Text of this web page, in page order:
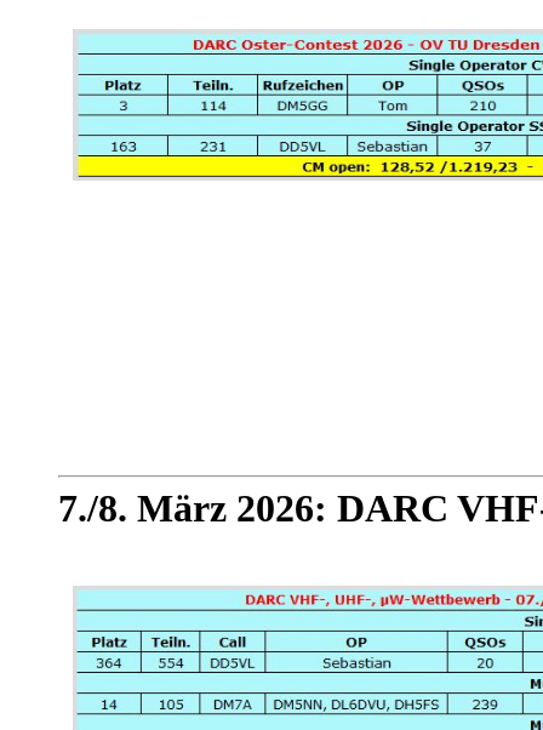
7./8. März 2026: DARC